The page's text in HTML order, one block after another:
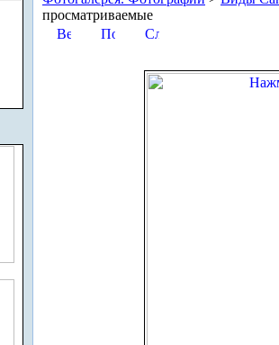
просматриваемые